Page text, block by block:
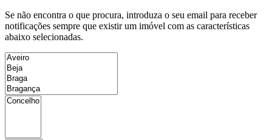
Se não encontra o que procura, introduza o seu email para receber
notificações sempre que existir um imóvel com as características
abaixo selecionadas.